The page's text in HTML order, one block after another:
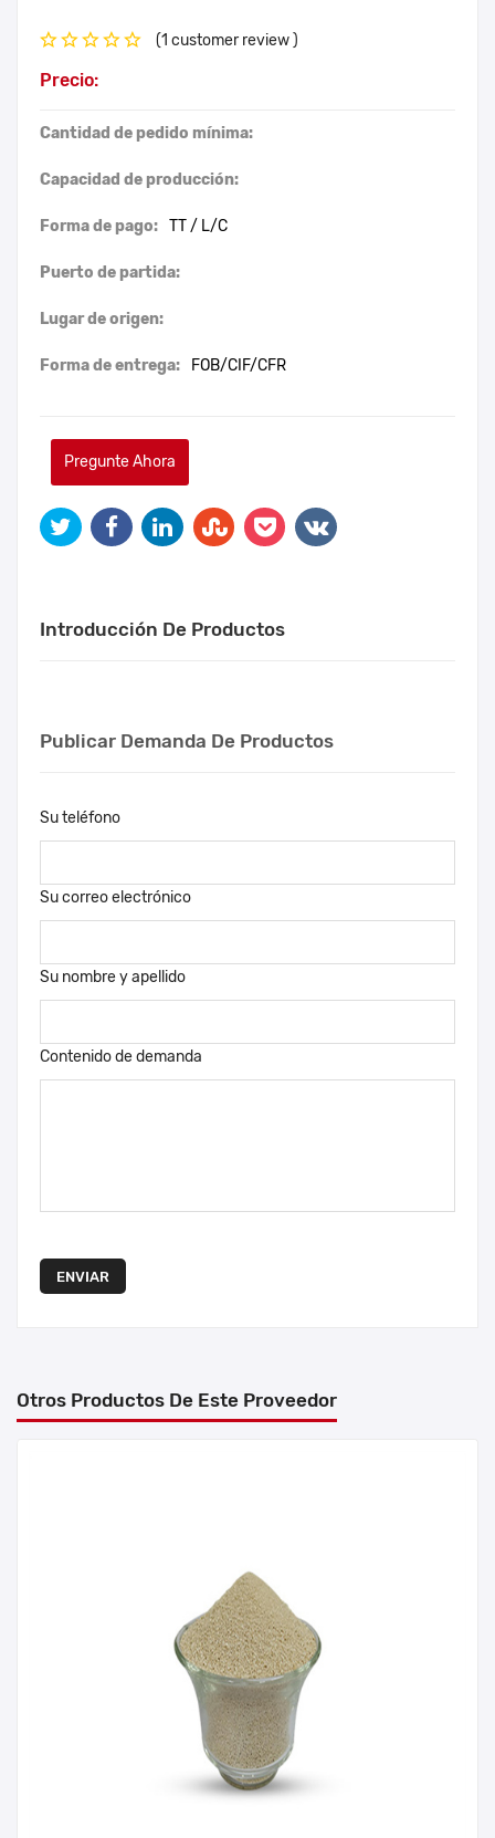
(1 customer review )
Precio:
Cantidad de pedido mínima:
Capacidad de producción:
Forma de pago: TT / L/C
Puerto de partida:
Lugar de origen:
Forma de entrega: FOB/CIF/CFR
Pregunte Ahora
Introducción De Productos
Publicar Demanda De Productos
Contenido de demanda
Su nombre y apellido
Su correo electrónico
Su teléfono
ENVIAR
Otros Productos De Este Proveedor